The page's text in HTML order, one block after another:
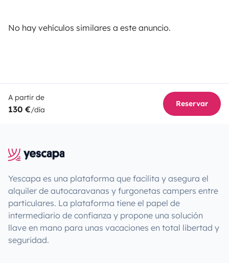
No hay vehículos similares a este anuncio.
A partir de
130 €/día
Reservar
Yescapa es una plataforma que facilita y asegura el
alquiler de autocaravanas y furgonetas campers entre
particulares. La plataforma tiene el papel de
intermediario de confianza y propone una solución
llave en mano para unas vacaciones en total libertad y
seguridad.